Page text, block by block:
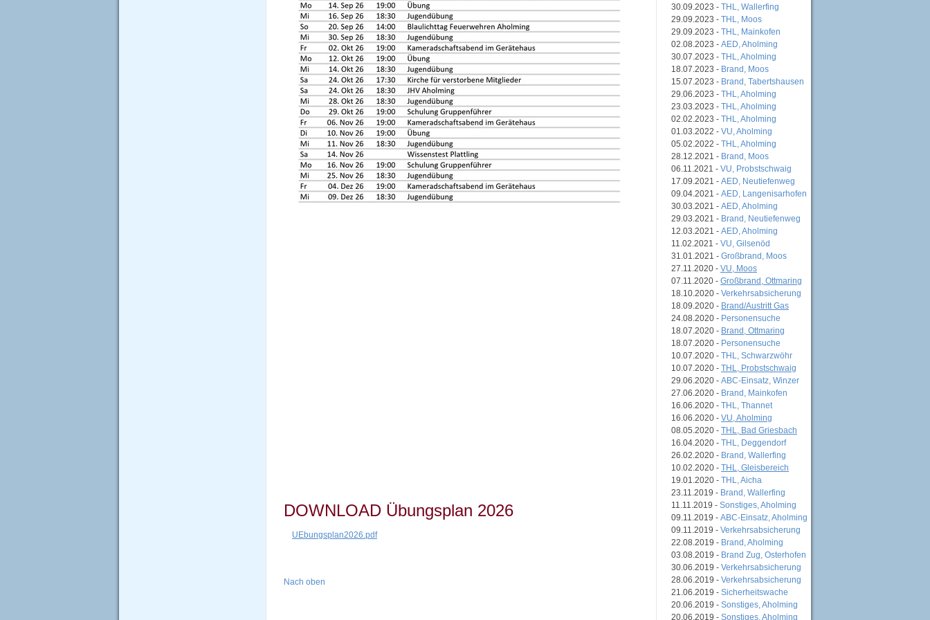
DOWNLOAD Übungsplan 2026
UEbungsplan2026.pdf
Nach oben
30.09.2023 - THL, Wallerfing
29.09.2023 - THL, Moos
29.09.2023 - THL, Mainkofen
02.08.2023 - AED, Aholming
30.07.2023 - THL, Aholming
18.07.2023 - Brand, Moos
15.07.2023 - Brand, Tabertshausen
29.06.2023 - THL, Aholming
23.03.2023 - THL, Aholming
02.02.2023 - THL, Aholming
01.03.2022 - VU, Aholming
05.02.2022 - THL, Aholming
28.12.2021 - Brand, Moos
06.11.2021 - VU, Probstschwaig
17.09.2021 - AED, Neutiefenweg
09.04.2021 - AED, Langenisarhofen
30.03.2021 - AED, Aholming
29.03.2021 - Brand, Neutiefenweg
12.03.2021 - AED, Aholming
11.02.2021 - VU, Gilsenöd
31.01.2021 - Großbrand, Moos
27.11.2020 - VU, Moos
07.11.2020 - Großbrand, Ottmaring
18.10.2020 - Verkehrsabsicherung
18.09.2020 - Brand/Austritt Gas
24.08.2020 - Personensuche
18.07.2020 - Brand, Ottmaring
18.07.2020 - Personensuche
10.07.2020 - THL, Schwarzwöhr
10.07.2020 - THL, Probstschwaig
29.06.2020 - ABC-Einsatz, Winzer
27.06.2020 - Brand, Mainkofen
16.06.2020 - THL, Thannet
16.06.2020 - VU, Aholming
08.05.2020 - THL, Bad Griesbach
16.04.2020 - THL, Deggendorf
26.02.2020 - Brand, Wallerfing
10.02.2020 - THL, Gleisbereich
19.01.2020 - THL, Aicha
23.11.2019 - Brand, Wallerfing
11.11.2019 - Sonstiges, Aholming
09.11.2019 - ABC-Einsatz, Aholming
09.11.2019 - Verkehrsabsicherung
22.08.2019 - Brand, Aholming
03.08.2019 - Brand Zug, Osterhofen
30.06.2019 - Verkehrsabsicherung
28.06.2019 - Verkehrsabsicherung
21.06.2019 - Sicherheitswache
20.06.2019 - Sonstiges, Aholming
20.06.2019 - Sonstiges, Aholming